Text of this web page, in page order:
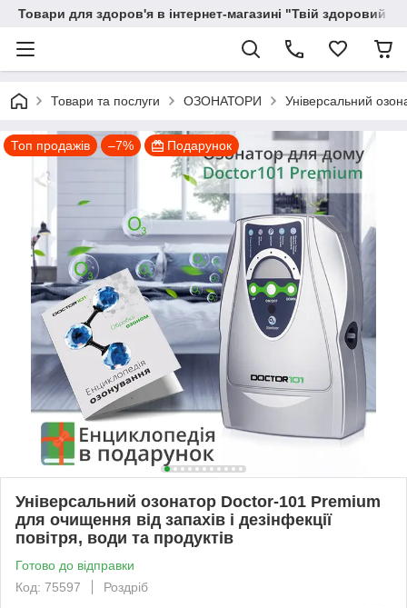
Товари для здоров'я в інтернет-магазині "Твій здоровий
Товари та послуги ОЗОНАТОРИ Універсальний
Топ продажів –7% Подарунок
Універсальний озонатор Doctor-101 Premium
для очищення від запахів і дезінфекції
повітря, води та продуктів
Готово до відправки
Код: 75597
Роздріб